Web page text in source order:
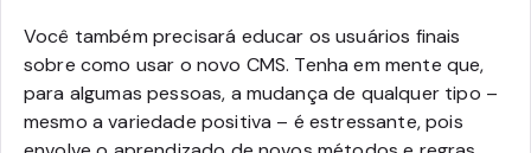
Você também precisará educar os usuários finais
sobre como usar o novo CMS. Tenha em mente que,
para algumas pessoas, a mudança de qualquer tipo –
mesmo a variedade positiva – é estressante, pois